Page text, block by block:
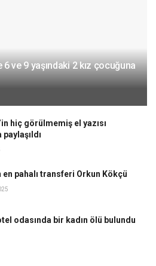
ve 9 yaşındaki 2 kız çocuğuna
hiç görülmemiş el yazısı
en pahalı transferi Orkun Kökçü
odasında bir kadın ölü bulundu